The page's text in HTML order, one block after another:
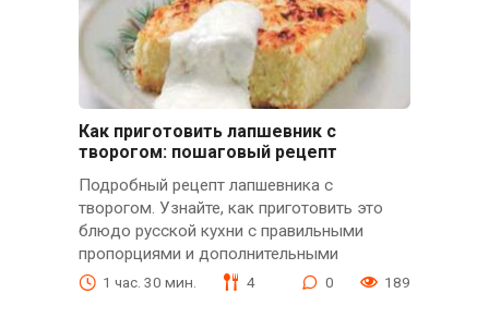
Как приготовить лапшевник с
творогом: пошаговый рецепт
Подробный рецепт лапшевника с
творогом. Узнайте, как приготовить это
блюдо русской кухни с правильными
пропорциями и дополнительными
1 час. 30 мин. 4 0 189